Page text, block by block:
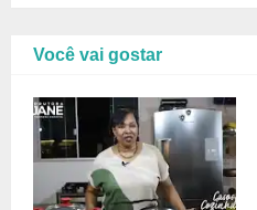
Você vai gostar